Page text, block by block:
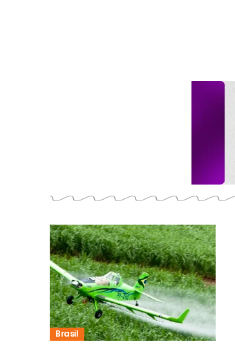
Brasil